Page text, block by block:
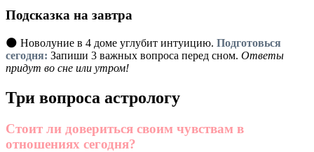
Подсказка на завтра
🌑 Новолуние в 4 доме углубит интуицию. Подготовься
сегодня: Запиши 3 важных вопроса перед сном. Ответы
придут во сне или утром!
Три вопроса астрологу
Стоит ли довериться своим чувствам в
отношениях сегодня?